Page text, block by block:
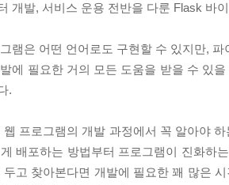
개발, 서비스 운용 전반을 다룬 Flask 바
램은 어떤 언어로도 구현할 수 있지만,
에 필요한 거의 모든 도움을 받을 수 있
.
웹 프로그램의 개발 과정에서 꼭 알아야
배포하는 방법부터 프로그램이 진화하
두고 찾아본다면 개발에 필요한 꽤 많은